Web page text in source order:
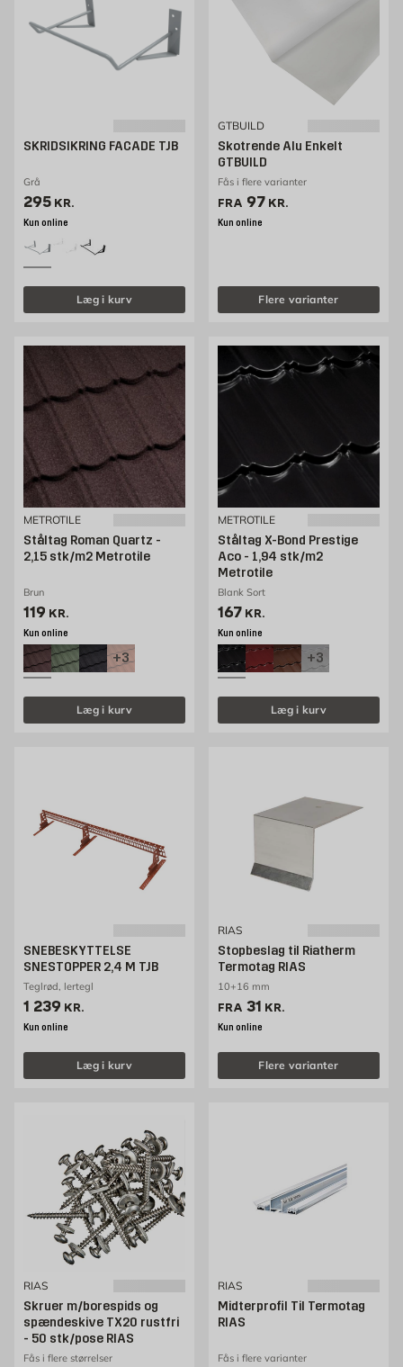
SKRIDSIKRING FACADE TJB
Grå
Pris 295 kr. /stk
295 KR.
Kun online
Læg i kurv
GTBUILD
Skotrende Alu Enkelt
GTBUILD
Fås i flere varianter
FRA Pris 97 kr. /stk
97 KR.
Kun online
Flere varianter
METROTILE
Ståltag Roman Quartz -
2,15 stk/m2 Metrotile
Brun
Pris 119 kr. /stk
119 KR.
Kun online
+3
Læg i kurv
METROTILE
Ståltag X-Bond Prestige
Aco - 1,94 stk/m2
Metrotile
Blank Sort
Pris 167 kr. /stk
167 KR.
Kun online
+3
Læg i kurv
SNEBESKYTTELSE
SNESTOPPER 2,4 M TJB
Teglrød, lertegl
Pris 1239 kr. /stk
1 239 KR.
Kun online
Læg i kurv
RIAS
Stopbeslag til Riatherm
Termotag RIAS
10+16 mm
FRA Pris 31 kr. /stk
31 KR.
Kun online
Flere varianter
RIAS
Skruer m/borespids og
spændeskive TX20 rustfri
- 50 stk/pose RIAS
Fås i flere størrelser
RIAS
Midterprofil Til Termotag
RIAS
Fås i flere varianter